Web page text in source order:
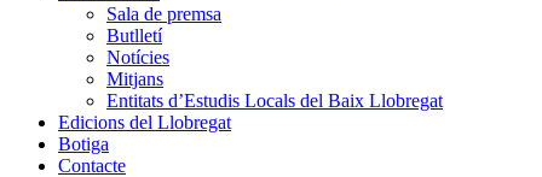
Sala de premsa
Butlletí
Notícies
Mitjans
Entitats d’Estudis Locals del Baix Llobregat
Edicions del Llobregat
Botiga
Contacte